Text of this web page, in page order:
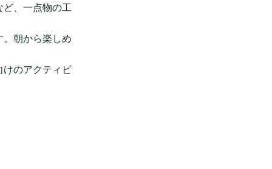
ど、一点物の工
。朝から楽しめ
けのアクティビ